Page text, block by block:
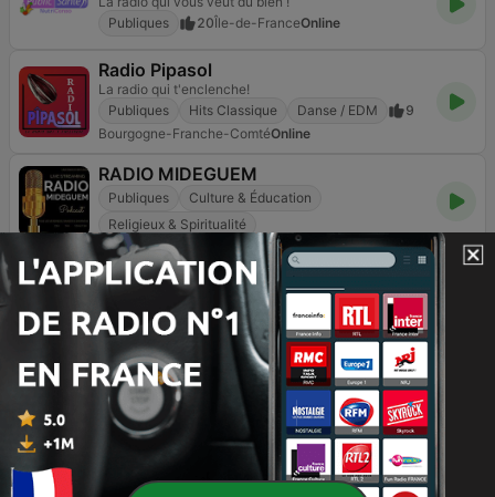
Publiques
20Île-de-FranceOnline
Radio Pipasol
La radio qui t'enclenche!
Publiques
Hits Classique Danse / EDM
9
Bourgogne-Franche-ComtéOnline
RADIO MIDEGUEM
Publiques
Culture & Éducation
Religieux & Spiritualité
Page2 sur
3
3 >
TOP TITRES
National Express
The Divine Comedy